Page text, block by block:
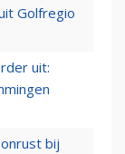
Golfregio
uit:
bij